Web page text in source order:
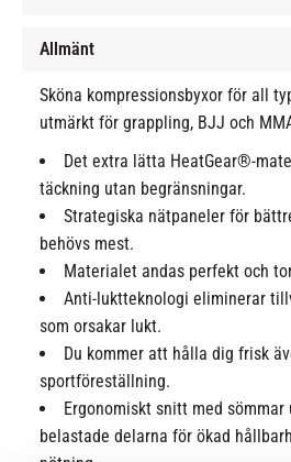
Allmänt
Sköna kompressionsbyxor för all
utmärkt för grappling, BJJ och
Det extra lätta HeatGear®-
täckning utan begränsningar.
Strategiska nätpaneler för
behövs mest.
Materialet andas perfekt och
Anti-luktteknologi eliminerar
som orsakar lukt.
Du kommer att hålla dig frisk
sportföreställning.
Ergonomiskt snitt med
belastade delarna för ökad